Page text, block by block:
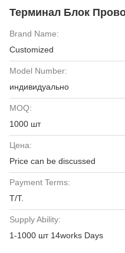
Терминал Блок
Brand Name:
Customized
Model Number:
индивидуально
MOQ:
1000 шт
Цена:
Price can be discussed
Payment Terms:
T/T.
Supply Ability:
1-1000 шт 14works Days